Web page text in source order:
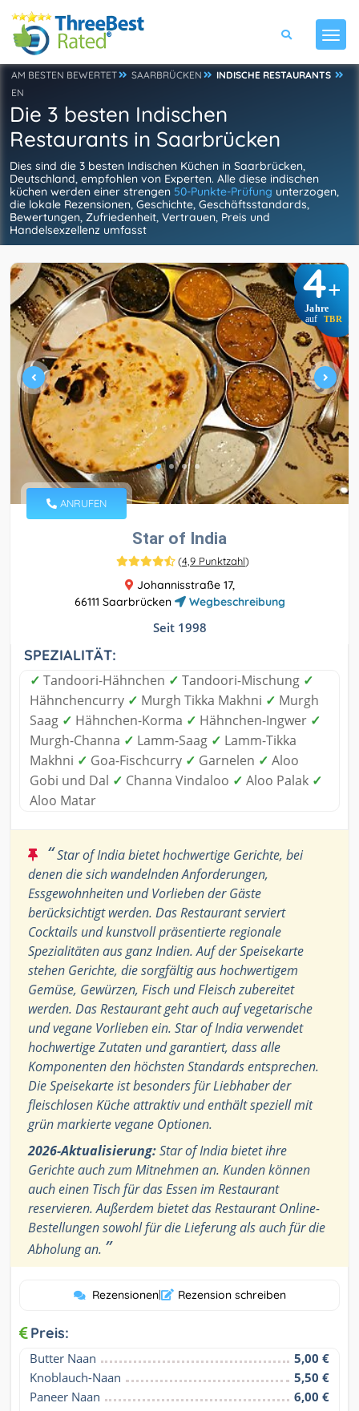
AM BESTEN BEWERTET SAARBRÜCKEN
INDISCHE RESTAURANTS
EN
Die 3 besten Indischen
Restaurants in Saarbrücken
Dies sind die 3 besten Indischen Küchen in Saarbrücken,
Deutschland, empfohlen von Experten. Alle diese indischen
küchen werden einer strengen 50-Punkte-Prüfung unterzogen,
die lokale Rezensionen, Geschichte, Geschäftsstandards,
Bewertungen, Zufriedenheit, Vertrauen, Preis und
Handelsexzellenz umfasst
4+
Jahre
auf TBR
ANRUFEN
Star of India
(4,9 Punktzahl)
Johannisstraße 17,
66111 Saarbrücken
Wegbeschreibung
Seit 1998
SPEZIALITÄT:
✓ Tandoori-Hähnchen ✓ Tandoori-Mischung ✓
Hähnchencurry ✓ Murgh Tikka Makhni ✓ Murgh
Saag ✓ Hähnchen-Korma ✓ Hähnchen-Ingwer ✓
Murgh-Channa ✓ Lamm-Saag ✓ Lamm-Tikka
Makhni ✓ Goa-Fischcurry ✓ Garnelen ✓ Aloo
Gobi und Dal ✓ Channa Vindaloo ✓ Aloo Palak ✓
Aloo Matar
“Star of India bietet hochwertige Gerichte, bei
denen die sich wandelnden Anforderungen,
Essgewohnheiten und Vorlieben der Gäste
berücksichtigt werden. Das Restaurant serviert
Cocktails und kunstvoll präsentierte regionale
Spezialitäten aus ganz Indien. Auf der Speisekarte
stehen Gerichte, die sorgfältig aus hochwertigem
Gemüse, Gewürzen, Fisch und Fleisch zubereitet
werden. Das Restaurant geht auch auf vegetarische
und vegane Vorlieben ein. Star of India verwendet
hochwertige Zutaten und garantiert, dass alle
Komponenten den höchsten Standards entsprechen.
Die Speisekarte ist besonders für Liebhaber der
fleischlosen Küche attraktiv und enthält speziell mit
grün markierte vegane Optionen.
2026-Aktualisierung:Star of India bietet ihre
Gerichte auch zum Mitnehmen an. Kunden können
auch einen Tisch für das Essen im Restaurant
reservieren. Außerdem bietet das Restaurant Online-
Bestellungen sowohl für die Lieferung als auch für die
Abholung an. ”
Rezensionen| Rezension schreiben
Preis:
Butter Naan
5,00 €
Knoblauch-Naan
5,50 €
Paneer Naan
6,00 €